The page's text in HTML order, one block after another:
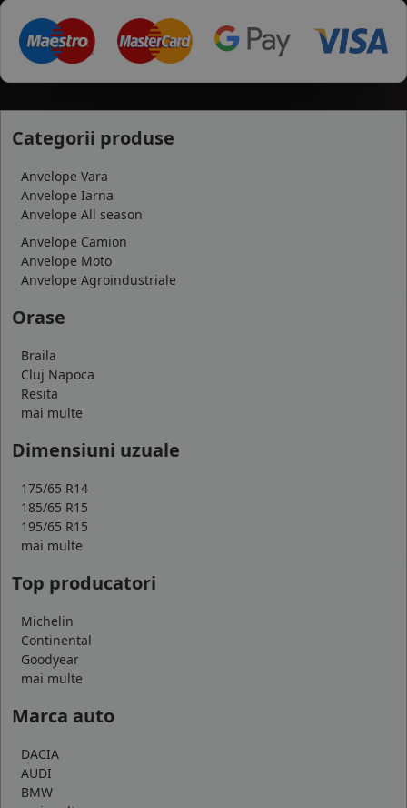
Categorii produse
Anvelope Vara
Anvelope Iarna
Anvelope All season
Anvelope Camion
Anvelope Moto
Anvelope Agroindustriale
Orase
Braila
Cluj Napoca
Resita
mai multe
Dimensiuni uzuale
175/65 R14
185/65 R15
195/65 R15
mai multe
Top producatori
Michelin
Continental
Goodyear
mai multe
Marca auto
DACIA
AUDI
BMW